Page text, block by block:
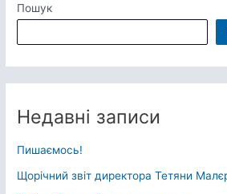
Пошук
Недавні записи
Пишаємось!
Щорічний звіт директора Тетяни